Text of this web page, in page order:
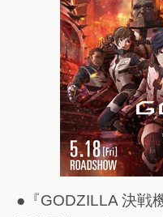
●『GODZILLA 決戦